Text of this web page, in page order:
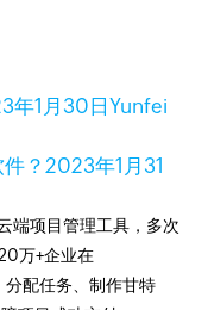
年1月30日Yunfei
件？2023年1月31
端项目管理工具，多次
万+企业在
配任务、制作甘特